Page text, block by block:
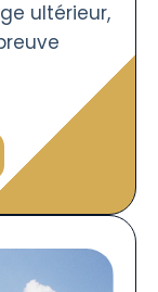
ultérieur,